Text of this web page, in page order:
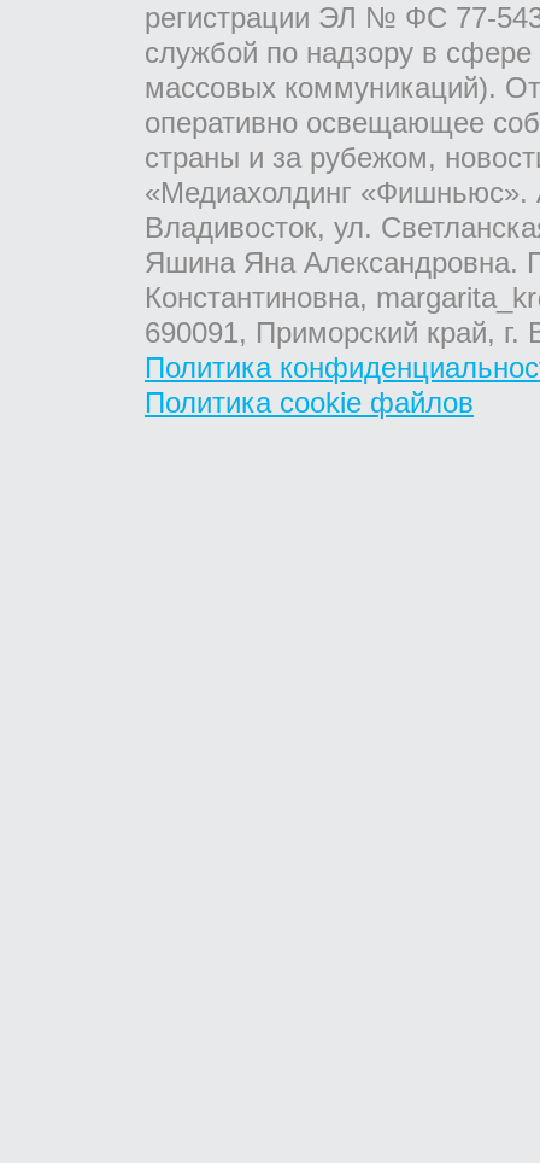
регистрации ЭЛ № ФС 77-
службой по надзору в
массовых коммуникаций).
оперативно освещающее
страны и за рубежом,
«Медиахолдинг «Фишньюс».
Владивосток, ул.
Яшина Яна Александровна.
Константиновна,
690091, Приморский край,
Политика
Политика cookie файлов